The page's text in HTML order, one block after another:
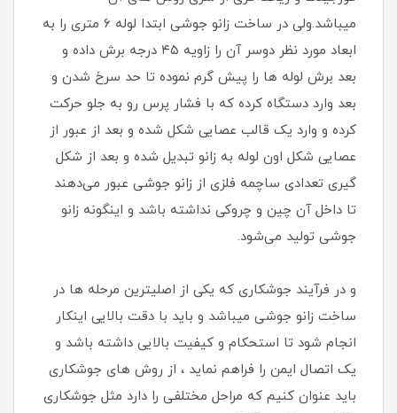
میباشد.ولی در ساخت زانو جوشی ابتدا لوله ۶ متری را به
ابعاد مورد نظر دوسر آن را زاویه ۴۵ درجه برش داده و
بعد برش لوله ها را پیش گرم نموده تا حد سرخ شدن و
بعد وارد دستگاه کرده که با فشار پرس رو به جلو حرکت
کرده و وارد یک قالب عصایی شکل شده و بعد از عبور از
عصایی شکل اون لوله به زانو تبدیل شده و بعد از شکل
گیری تعدادی ساچمه فلزی از زانو جوشی عبور می‌دهند
تا داخل آن چین و چروکی نداشته باشد و اینگونه زانو
جوشی تولید می‌شود.
و در فرآیند جوشکاری که یکی از اصلیترین مرحله ها در
ساخت زانو جوشی میباشد و باید با دقت بالایی اینکار
انجام شود تا استحکام و کیفیت بالایی داشته باشد و
یک اتصال ایمن را فراهم نماید ، از روش های جوشکاری
باید عنوان کنیم که مراحل مختلفی را دارد مثل جوشکاری